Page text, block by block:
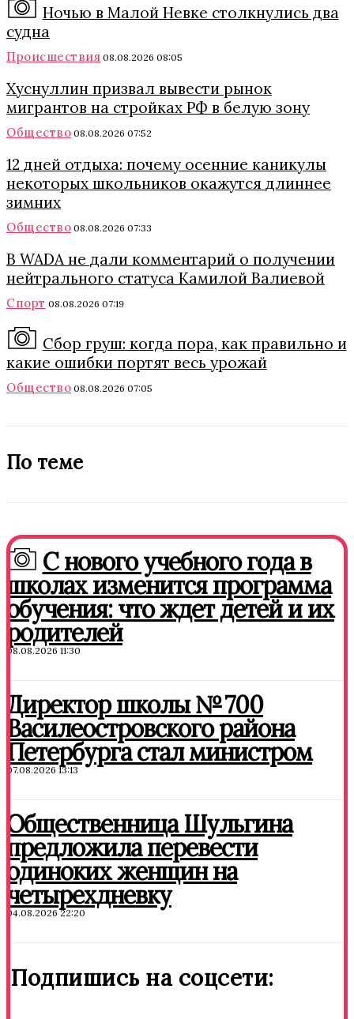
Ночью в Малой Невке столкнулись два
судна
Происшествия 08.08.2026 08:05
Хуснуллин призвал вывести рынок
мигрантов на стройках РФ в белую зону
Общество 08.08.2026 07:52
12 дней отдыха: почему осенние каникулы
некоторых школьников окажутся длиннее
зимних
Общество 08.08.2026 07:33
В WADA не дали комментарий о получении
нейтрального статуса Камилой Валиевой
Спорт 08.08.2026 07:19
Сбор груш: когда пора, как правильно и
какие ошибки портят весь урожай
Общество 08.08.2026 07:05
По теме
С нового учебного года в
школах изменится программа
обучения: что ждет детей и их
родителей
08.08.2026 11:30
Директор школы № 700
Василеостровского района
Петербурга стал министром
07.08.2026 13:13
Общественница Шульгина
предложила перевести
одиноких женщин на
четырехдневку
04.08.2026 22:20
Подпишись на соцсети: